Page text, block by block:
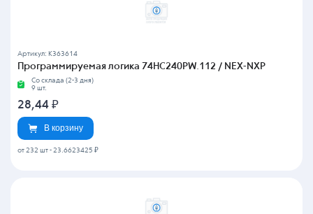
Артикул: K363614
Программируемая логика 74HC240PW.112 / NEX-NXP
Со склада (2-3 дня)
9 шт.
28,44 ₽
В корзину
от 232 шт - 23.6623425 ₽